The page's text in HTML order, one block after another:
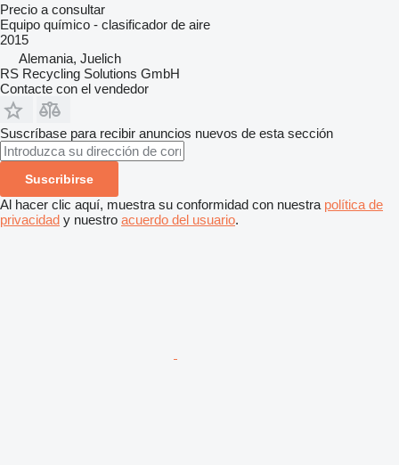
Precio a consultar
Equipo químico - clasificador de aire
2015
Alemania, Juelich
RS Recycling Solutions GmbH
Contacte con el vendedor
Suscríbase para recibir anuncios nuevos de esta sección
Suscribirse
Al hacer clic aquí, muestra su conformidad con nuestra política de
privacidad y nuestro acuerdo del usuario.